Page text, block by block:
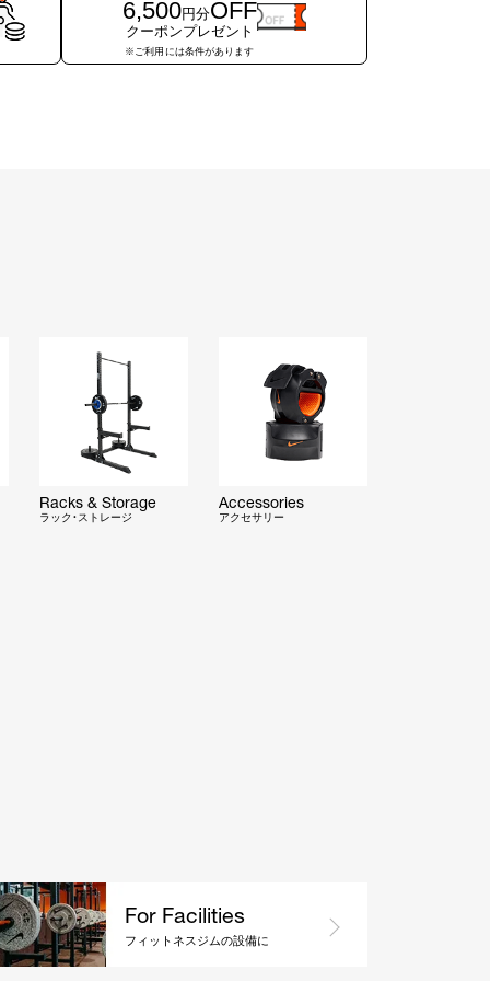
6,500円分OFF
クーポンプレゼント
※ご利用には条件があります
Racks & Storage
ラック・ストレージ
Accessories
アクセサリー
For Facilities
フィットネスジムの設備に